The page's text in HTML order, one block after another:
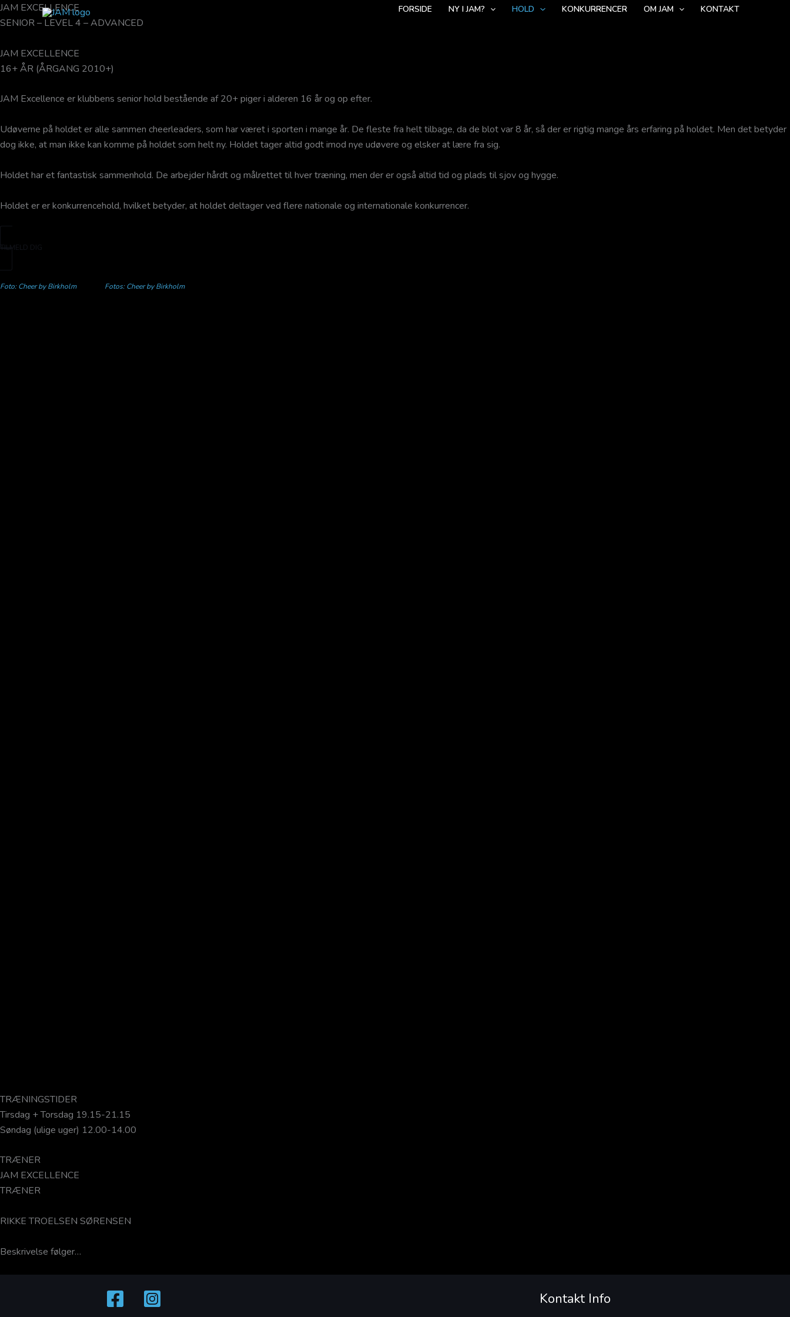
Gå
til
FORSIDE NY I JAM? HOLD KONKURRENCER OM JAM KONTAKT
JAM EXCELLENCE
SENIOR – LEVEL 4 – ADVANCED
JAM EXCELLENCE
16+ ÅR (ÅRGANG 2010+)
JAM Excellence er klubbens senior hold bestående af 20+ piger i alderen 16 år og op efter.
Udøverne på holdet er alle sammen cheerleaders, som har været i sporten i mange år. De fleste fra helt tilbage, da de blot var 8 år, så der er rigtig mange års erfaring på holdet. Men det betyder
dog ikke, at man ikke kan komme på holdet som helt ny. Holdet tager altid godt imod nye udøvere og elsker at lære fra sig.
Holdet har et fantastisk sammenhold. De arbejder hårdt og målrettet til hver træning, men der er også altid tid og plads til sjov og hygge.
Holdet er er konkurrencehold, hvilket betyder, at holdet deltager ved flere nationale og internationale konkurrencer.
TILMELD DIG
Foto: Cheer by Birkholm Fotos: Cheer by Birkholm
TRÆNINGSTIDER
Tirsdag + Torsdag 19.15-21.15
Søndag (ulige uger) 12.00-14.00
TRÆNER
JAM EXCELLENCE
TRÆNER
RIKKE TROELSEN SØRENSEN
Beskrivelse følger…
Kontakt Info